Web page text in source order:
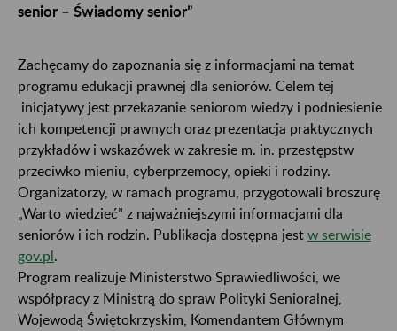
senior – Świadomy senior”
Zachęcamy do zapoznania się z informacjami na temat
programu edukacji prawnej dla seniorów. Celem tej
inicjatywy jest przekazanie seniorom wiedzy i podniesienie
ich kompetencji prawnych oraz prezentacja praktycznych
przykładów i wskazówek w zakresie m. in. przestępstw
przeciwko mieniu, cyberprzemocy, opieki i rodziny.
Organizatorzy, w ramach programu, przygotowali broszurę
„Warto wiedzieć” z najważniejszymi informacjami dla
seniorów i ich rodzin. Publikacja dostępna jest w serwisie
gov.pl.
Program realizuje Ministerstwo Sprawiedliwości, we
współpracy z Ministrą do spraw Polityki Senioralnej,
Wojewodą Świętokrzyskim, Komendantem Głównym